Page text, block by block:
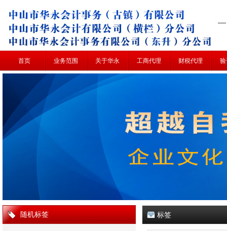
首页 业务范围 关于华永 工商代理 财税代理
标签
随机标签